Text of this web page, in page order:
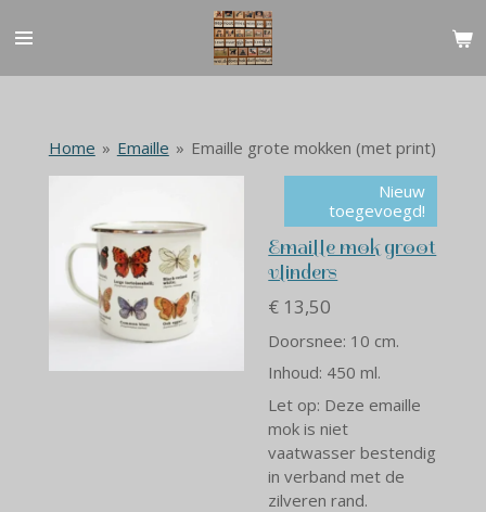
direct
Home » Emaille » Emaille grote mokken (met print)
Nieuw
toegevoegd!
Emaille mok groot
vlinders
€ 13,50
Doorsnee: 10 cm.
Inhoud: 450 ml.
Let op: Deze emaille
mok is niet
vaatwasser bestendig
in verband met de
zilveren rand.